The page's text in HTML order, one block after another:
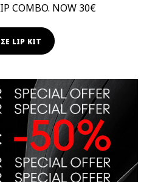
COMBO. NOW 30€
LIP KIT